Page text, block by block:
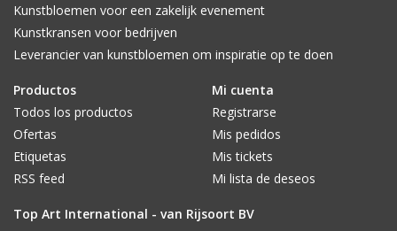
Kunstbloemen voor een zakelijk evenement
Kunstkransen voor bedrijven
Leverancier van kunstbloemen om inspiratie op te doen
Productos
Todos los productos
Ofertas
Etiquetas
RSS feed
Mi cuenta
Registrarse
Mis pedidos
Mis tickets
Mi lista de deseos
Top Art International - van Rijsoort BV